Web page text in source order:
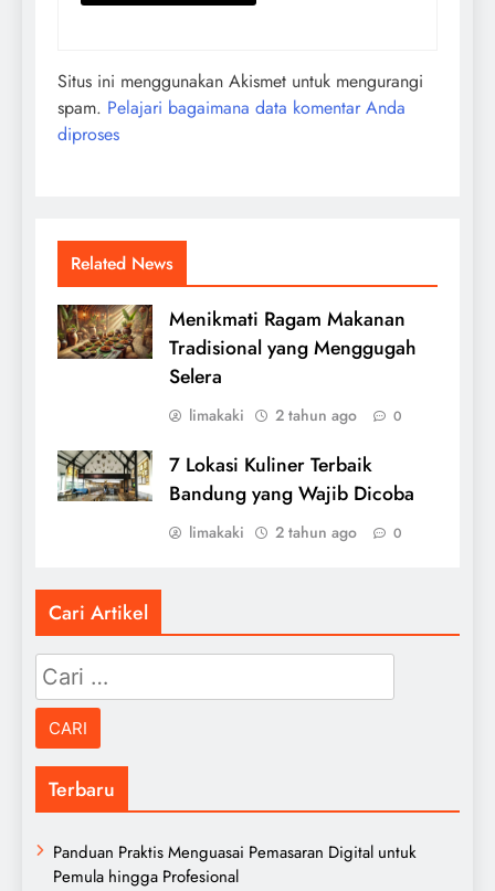
Situs ini menggunakan Akismet untuk mengurangi
spam. Pelajari bagaimana data komentar Anda
diproses
Related News
Menikmati Ragam Makanan
Tradisional yang Menggugah
Selera
limakaki 2 tahun ago 0
7 Lokasi Kuliner Terbaik
Bandung yang Wajib Dicoba
limakaki 2 tahun ago 0
Cari Artikel
Cari
untuk:
Terbaru
Panduan Praktis Menguasai Pemasaran Digital untuk
Pemula hingga Profesional